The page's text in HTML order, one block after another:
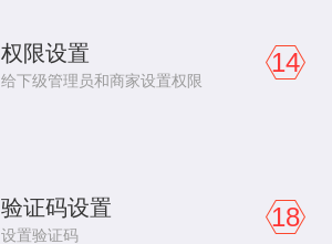
权限设置
给下级管理员和商家设置权限
14
验证码设置
设置验证码
18